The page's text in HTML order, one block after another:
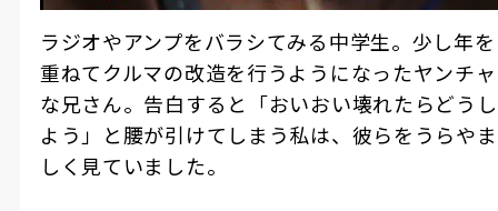
ラジオやアンプをバラシてみる中学生。少し年を
重ねてクルマの改造を行うようになったヤンチャ
な兄さん。告白すると「おいおい壊れたらどうし
よう」と腰が引けてしまう私は、彼らをうらやま
しく見ていました。